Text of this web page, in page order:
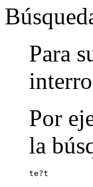
Para
Por
la
te?t